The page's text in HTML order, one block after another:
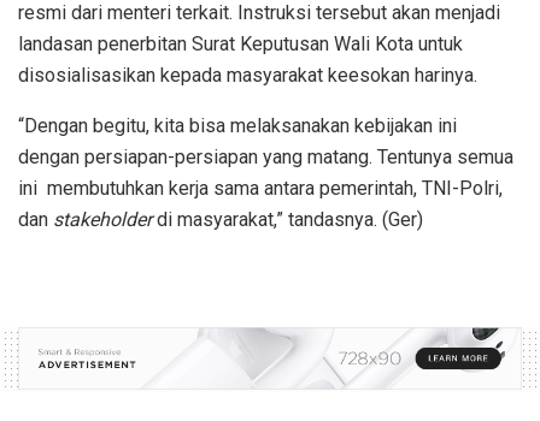
resmi dari menteri terkait. Instruksi tersebut akan menjadi
landasan penerbitan Surat Keputusan Wali Kota untuk
disosialisasikan kepada masyarakat keesokan harinya.
“Dengan begitu, kita bisa melaksanakan kebijakan ini
dengan persiapan-persiapan yang matang. Tentunya semua
ini membutuhkan kerja sama antara pemerintah, TNI-Polri,
dan stakeholderdi masyarakat,” tandasnya. (Ger)